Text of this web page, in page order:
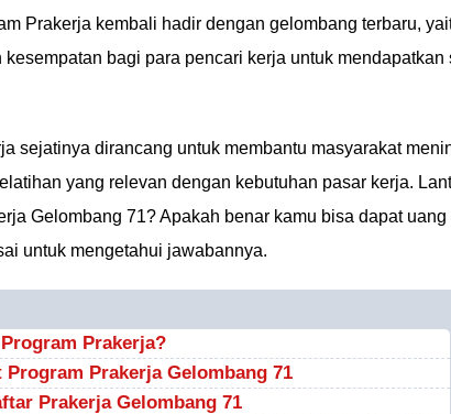
Prakerja kembali hadir dengan gelombang terbaru,
kesempatan bagi para pencari kerja untuk
sejatinya dirancang untuk membantu masyarakat
yang relevan dengan kebutuhan pasar kerja.
Gelombang 71? Apakah benar kamu bisa dapat
untuk mengetahui jawabannya.
Prakerja?
Program Prakerja Gelombang 71
Prakerja Gelombang 71